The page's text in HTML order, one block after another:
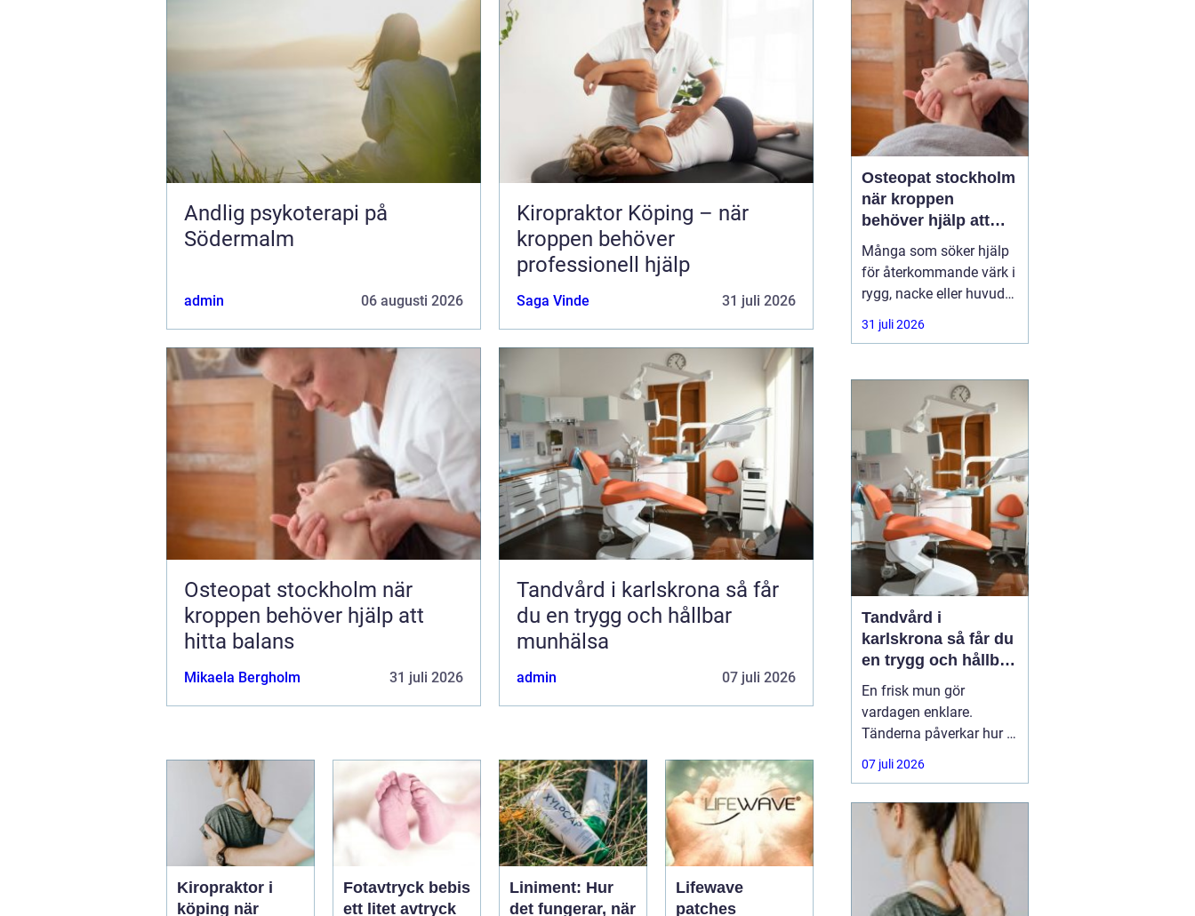
Andlig psykoterapi på
Södermalm
admin 06 augusti 2026
Kiropraktor Köping – när
kroppen behöver
professionell hjälp
Saga Vinde 31 juli 2026
Osteopat stockholm när
kroppen behöver hjälp att
hitta balans
Mikaela Bergholm 31 juli 2026
Tandvård i karlskrona så får
du en trygg och hållbar
munhälsa
admin 07 juli 2026
Kiropraktor i
köping när
Fotavtryck bebis
ett litet avtryck
Liniment: Hur
det fungerar, när
Lifewave
patches
Osteopat stockholm
när kroppen
behöver hjälp att
hitta balans
Många som söker hjälp
för återkommande värk i
rygg, nacke eller huvud
har redan provat både
träning, vila och
besvären släpper. Där
någonstans uppstår ofta
intresset för osteopati.
31 juli 2026
Tandvård i
karlskrona så får du
en trygg och hållbar
munhälsa
En frisk mun gör
vardagen enklare.
Tänderna påverkar hur vi
äter, hur vi pratar och hur
trygga vi känner oss i
människor söker efter
tandvård Karlskrona
handlar
07 juli 2026